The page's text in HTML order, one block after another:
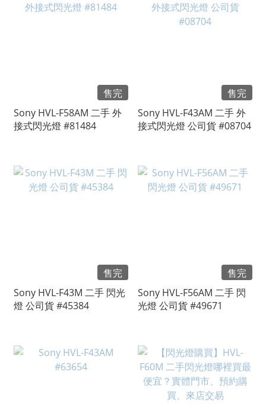
售完
Sony HVL-F58AM 二手 外
接式閃光燈 #81484
售完
Sony HVL-F43AM 二手 外
接式閃光燈 公司貨 #08704
售完
Sony HVL-F43M 二手 閃光
燈 公司貨 #45384
售完
Sony HVL-F56AM 二手 閃
光燈 公司貨 #49671